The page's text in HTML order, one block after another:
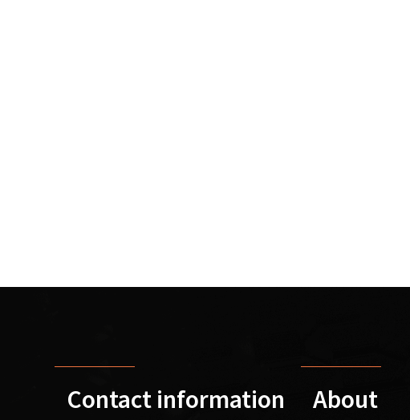
Contact information About